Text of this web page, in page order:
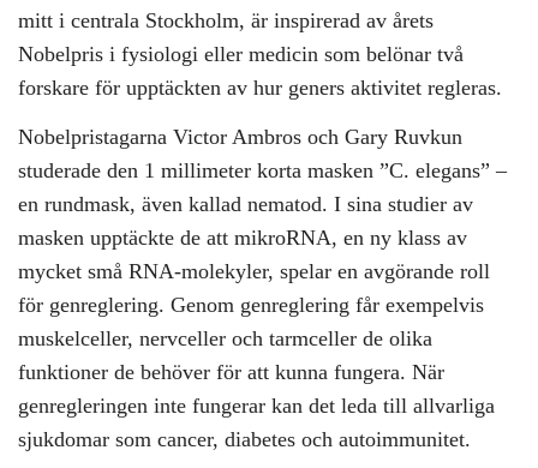
mitt i centrala Stockholm, är inspirerad av årets
Nobelpris i fysiologi eller medicin som belönar två
forskare för upptäckten av hur geners aktivitet regleras.
Nobelpristagarna Victor Ambros och Gary Ruvkun
studerade den 1 millimeter korta masken ”C. elegans” –
en rundmask, även kallad nematod. I sina studier av
masken upptäckte de att mikroRNA, en ny klass av
mycket små RNA-molekyler, spelar en avgörande roll
för genreglering. Genom genreglering får exempelvis
muskelceller, nervceller och tarmceller de olika
funktioner de behöver för att kunna fungera. När
genregleringen inte fungerar kan det leda till allvarliga
sjukdomar som cancer, diabetes och autoimmunitet.